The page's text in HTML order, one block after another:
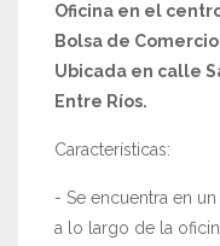
Oficina en el
Bolsa de
Ubicada en calle
Entre Ríos.
Características:
- Se encuentra en
a lo largo de la